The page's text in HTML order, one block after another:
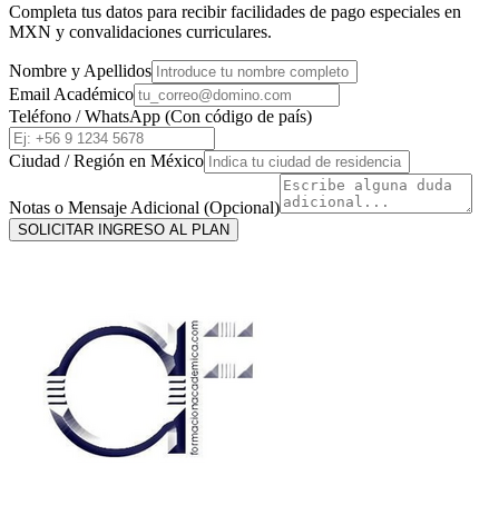
Completa tus datos para recibir facilidades de pago especiales en
MXN y convalidaciones curriculares.
Nombre y Apellidos
Email Académico
Teléfono / WhatsApp (Con código de país)
Ciudad / Región en México
Notas o Mensaje Adicional (Opcional)
SOLICITAR INGRESO AL PLAN